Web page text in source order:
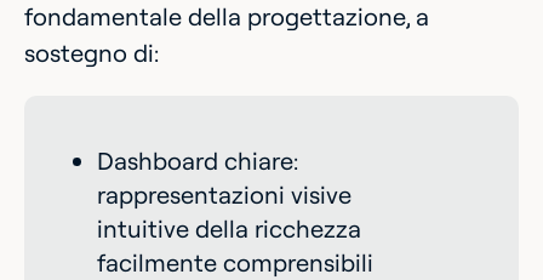
fondamentale della progettazione, a
sostegno di:
Dashboard chiare:
rappresentazioni visive
intuitive della ricchezza
facilmente comprensibili